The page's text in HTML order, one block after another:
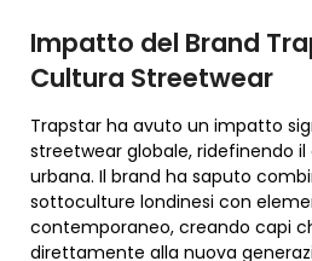
Impatto del Brand
Cultura Streetwear
Trapstar ha avuto un impatto
streetwear globale, ridefinendo
urbana. Il brand ha saputo
sottoculture londinesi con
contemporaneo, creando capi
direttamente alla nuova